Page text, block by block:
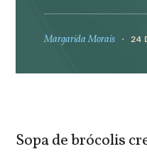
Margarida Morais 24
Sopa de brócolis